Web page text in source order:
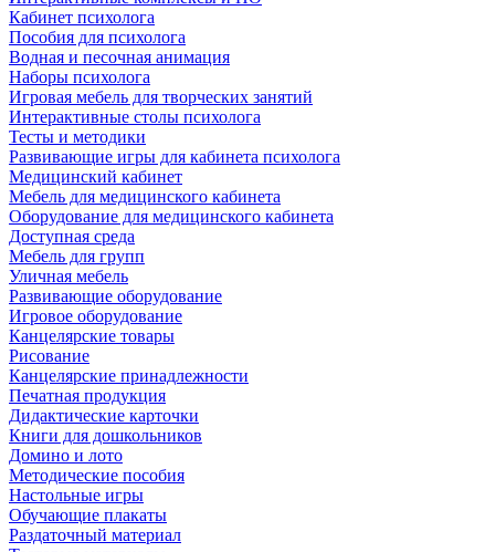
Кабинет психолога
Пособия для психолога
Водная и песочная анимация
Наборы психолога
Игровая мебель для творческих занятий
Интерактивные столы психолога
Тесты и методики
Развивающие игры для кабинета психолога
Медицинский кабинет
Мебель для медицинского кабинета
Оборудование для медицинского кабинета
Доступная среда
Мебель для групп
Уличная мебель
Развивающие оборудование
Игровое оборудование
Канцелярские товары
Рисование
Канцелярские принадлежности
Печатная продукция
Дидактические карточки
Книги для дошкольников
Домино и лото
Методические пособия
Настольные игры
Обучающие плакаты
Раздаточный материал